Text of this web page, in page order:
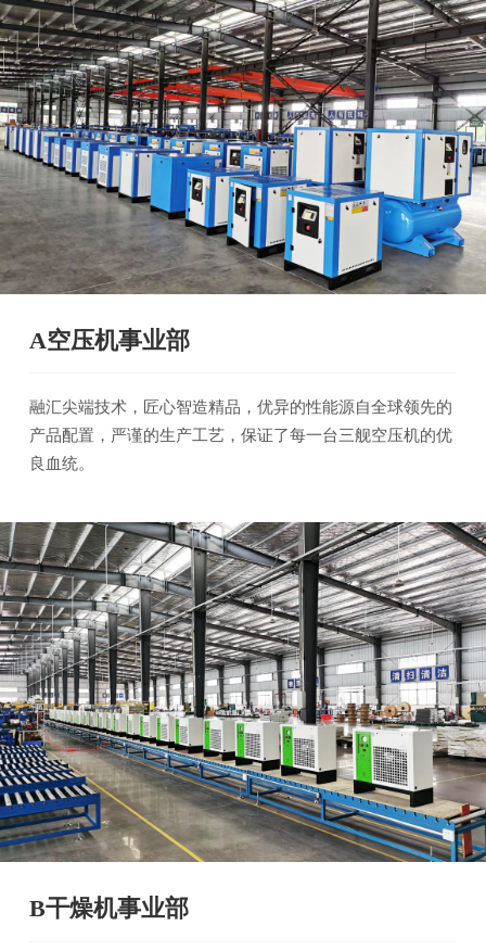
A空压机事业部
融汇尖端技术，匠心智造精品，优异的性能源自全球领先的
产品配置，严谨的生产工艺，保证了每一台三舰空压机的优
良血统。
B干燥机事业部